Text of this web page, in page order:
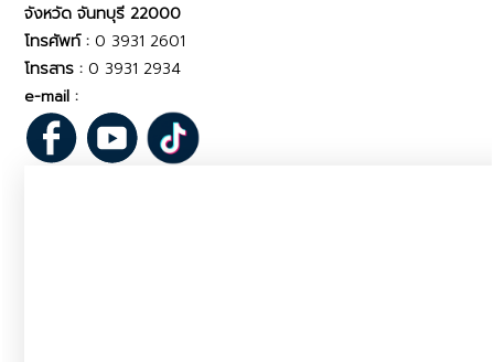
จังหวัด จันทบุรี 22000
โทรศัพท์ : 0 3931 2601
โทรสาร : 0 3931 2934
e-mail :